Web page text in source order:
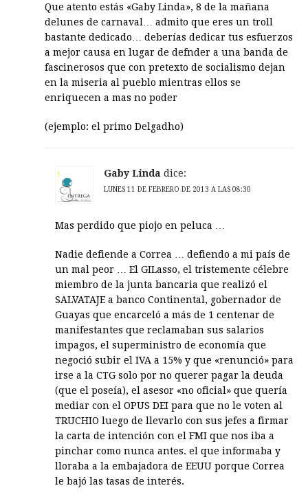
Que atento estás «Gaby Linda», 8 de la mañana
delunes de carnaval… admito que eres un troll
bastante dedicado… deberías dedicar tus esfuerzos
a mejor causa en lugar de defnder a una banda de
fascinerosos que con pretexto de socialismo dejan
en la miseria al pueblo mientras ellos se
enriquecen a mas no poder
(ejemplo: el primo Delgadho)
Gaby Linda dice:
LUNES 11 DE FEBRERO DE 2013 A LAS 08:30
Mas perdido que piojo en peluca …
Nadie defiende a Correa … defiendo a mi país de
un mal peor … El GILasso, el tristemente célebre
miembro de la junta bancaria que realizó el
SALVATAJE a banco Continental, gobernador de
Guayas que encarceló a más de 1 centenar de
manifestantes que reclamaban sus salarios
impagos, el superministro de economía que
negoció subir el IVA a 15% y que «renunció» para
irse a la CTG solo por no querer pagar la deuda
(que el poseía), el asesor «no oficial» que quería
mediar con el OPUS DEI para que no le voten al
TRUCHIO luego de llevarlo con sus jefes a firmar
la carta de intención con el FMI que nos iba a
pinchar como nunca antes. el que informaba y
lloraba a la embajadora de EEUU porque Correa
le bajó las tasas de interés.